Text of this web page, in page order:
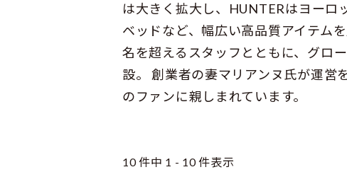
は大きく拡大し、HUNTERはヨーロ
ベッドなど、幅広い高品質アイテム
名を超えるスタッフとともに、グロ
設。 創業者の妻マリアンヌ氏が運営
のファンに親しまれています。
10 件中 1 - 10 件表示